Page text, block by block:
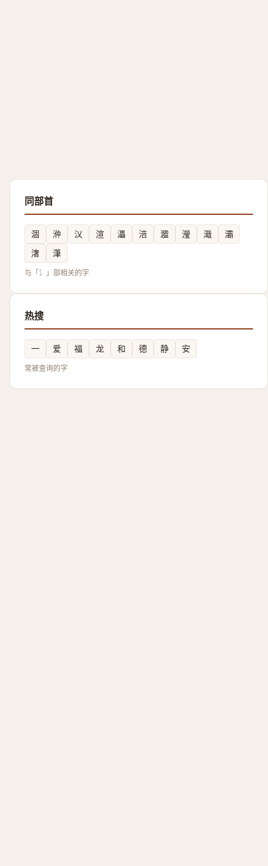
同部首
涸 㳞 㲼 渲 㵽 涪 㵬 瀅 濈
灞
㵔
潷
与「氵」部相关的字
热搜
一 爱 福 龙 和 德 静 安
常被查询的字